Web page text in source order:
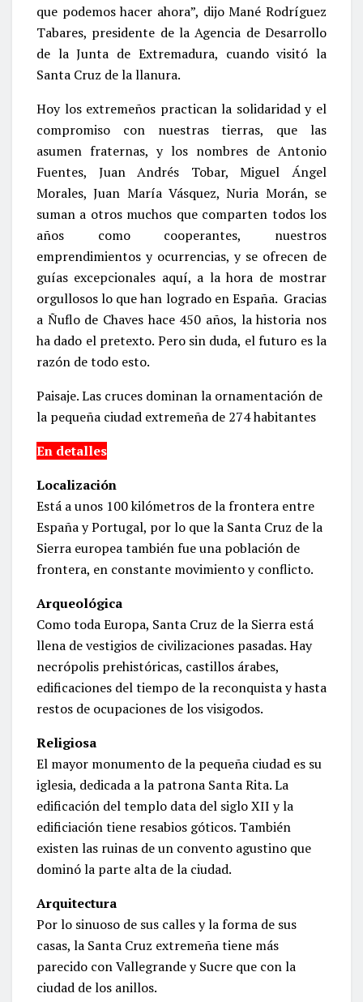
que podemos hacer ahora”, dijo Mané Rodríguez
Tabares, presidente de la Agencia de Desarrollo
de la Junta de Extremadura, cuando visitó la
Santa Cruz de la llanura.
Hoy los extremeños practican la solidaridad y el
compromiso con nuestras tierras, que las
asumen fraternas, y los nombres de Antonio
Fuentes, Juan Andrés Tobar, Miguel Ángel
Morales, Juan María Vásquez, Nuria Morán, se
suman a otros muchos que comparten todos los
años como cooperantes, nuestros
emprendimientos y ocurrencias, y se ofrecen de
guías excepcionales aquí, a la hora de mostrar
orgullosos lo que han logrado en España. Gracias
a Ñuflo de Chaves hace 450 años, la historia nos
ha dado el pretexto. Pero sin duda, el futuro es la
razón de todo esto.
Paisaje. Las cruces dominan la ornamentación de
la pequeña ciudad extremeña de 274 habitantes
En detalles
Localización
Está a unos 100 kilómetros de la frontera entre
España y Portugal, por lo que la Santa Cruz de la
Sierra europea también fue una población de
frontera, en constante movimiento y conflicto.
Arqueológica
Como toda Europa, Santa Cruz de la Sierra está
llena de vestigios de civilizaciones pasadas. Hay
necrópolis prehistóricas, castillos árabes,
edificaciones del tiempo de la reconquista y hasta
restos de ocupaciones de los visigodos.
Religiosa
El mayor monumento de la pequeña ciudad es su
iglesia, dedicada a la patrona Santa Rita. La
edificación del templo data del siglo XII y la
edificiación tiene resabios góticos. También
existen las ruinas de un convento agustino que
dominó la parte alta de la ciudad.
Arquitectura
Por lo sinuoso de sus calles y la forma de sus
casas, la Santa Cruz extremeña tiene más
parecido con Vallegrande y Sucre que con la
ciudad de los anillos.